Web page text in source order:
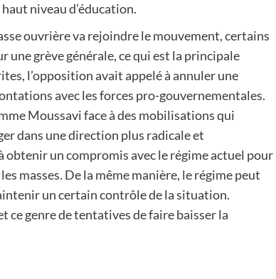
niveau d’éducation.
ouvrière va rejoindre le mouvement, certains
grève générale, ce qui est la principale
l’opposition avait appelé à annuler une
avec les forces pro-gouvernementales.
Moussavi face à des mobilisations qui
dans une direction plus radicale et
un compromis avec le régime actuel pour
masses. De la même manière, le régime peut
un certain contrôle de la situation.
ce genre de tentatives de faire baisser la